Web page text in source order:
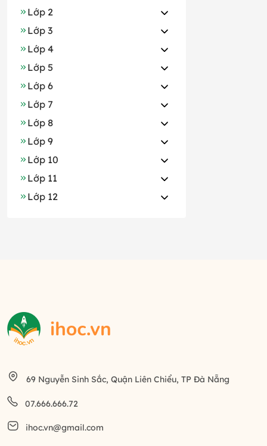
Lớp 2
Lớp 3
Lớp 4
Lớp 5
Lớp 6
Lớp 7
Lớp 8
Lớp 9
Lớp 10
Lớp 11
Lớp 12
69 Nguyễn Sinh Sắc, Quận Liên Chiểu, TP Đà Nẵng
07.666.666.72
ihoc.vn@gmail.com